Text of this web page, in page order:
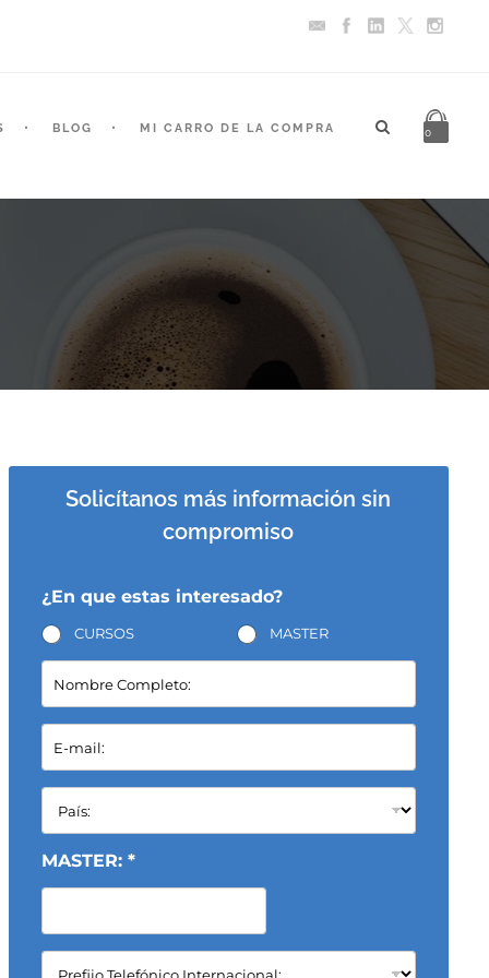
BLOG MI CARRO DE LA COMPRA 0
Solicítanos más información sin
compromiso
¿En que estas interesado?
CURSOS MASTER
N
m
b
e
C
m
p
e
o
:
E
m
a
l
*
P
í
s
MASTER: *
C